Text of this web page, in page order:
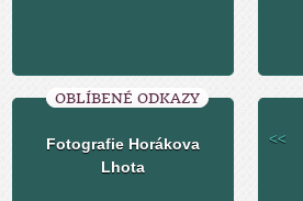
OBLÍBENÉ ODKAZY
Fotografie Horákova
Lhota
<<